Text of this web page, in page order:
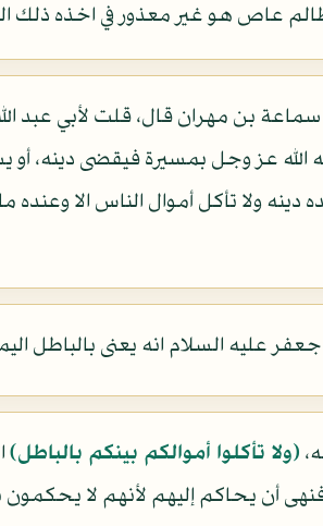
عاص هو غير معذور في اخذه ذلك
بن مهران قال، قلت لأبي عبد
الله عز وجل بمسيرة فيقضى دينه،
ولا تأكل أموال الناس الا وعنده
عليه السلام انه يعنى بالباطل
(ولا تأكلوا أموالكم بينكم بالباطل)
أن يحاكم إليهم لأنهم لا يحكمون